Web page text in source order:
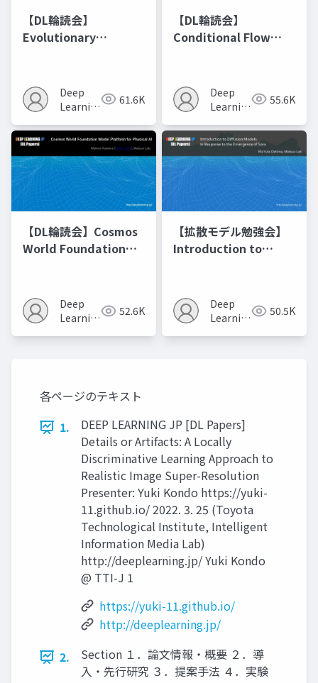
【DL輪読会】
Evolutionary
Recipes モデルマージ
の進化的最適化
Deep
Learning
61.6K
【DL輪読会】
Conditional Flow
Deep
Learning
55.6K
【DL輪読会】Cosmos
World Foundation
Deep
Learning
52.6K
【拡散モデル勉強会】
Introduction to
Deep
Learning
50.5K
各ページのテキスト
1.
DEEP LEARNING JP [DL Papers]
Details or Artifacts: A Locally
Discriminative Learning Approach to
Realistic Image Super-Resolution
Presenter: Yuki Kondo https://yuki-
11.github.io/ 2022. 3. 25 (Toyota
Technological Institute, Intelligent
Information Media Lab)
http://deeplearning.jp/ Yuki Kondo
@ TTI-J 1
https://yuki-11.github.io/
http://deeplearning.jp/
2.
Section １．論文情報・概要 ２．導
入・先行研究 ３．提案手法 ４．実験